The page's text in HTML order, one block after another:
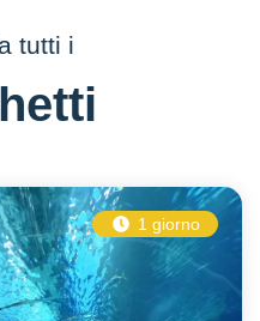
tutti i
1 giorno